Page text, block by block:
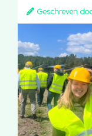
Geschreven